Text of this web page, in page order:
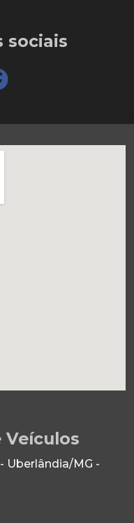
sociais
Veículos
Uberlândia/MG -